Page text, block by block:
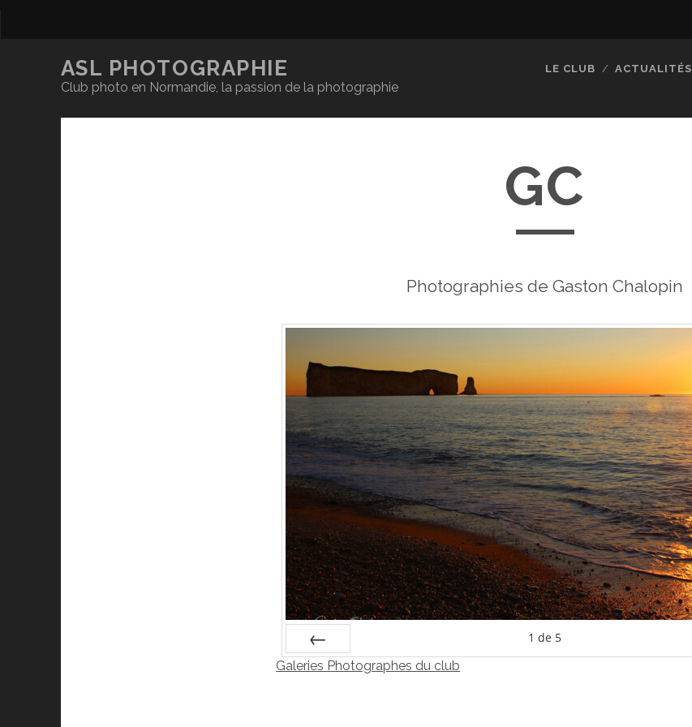
ASL PHOTOGRAPHIE
Club photo en Normandie, la passion de la photographie
LE CLUB ACTUALITÉS
GC
Photographies de Gaston Chalopin
Préc
1 de 5
Galeries Photographes du club